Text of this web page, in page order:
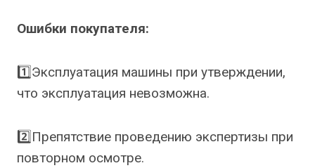
Ошибки покупателя:
1️⃣Эксплуатация машины при утверждении,
что эксплуатация невозможна.
2️⃣Препятствие проведению экспертизы при
повторном осмотре.